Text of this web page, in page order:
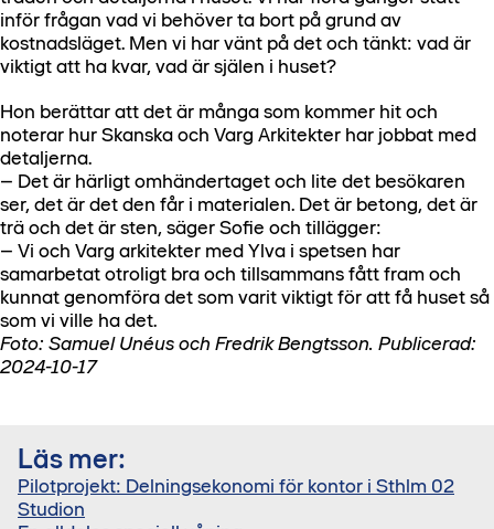
inför frågan vad vi behöver ta bort på grund av
kostnadsläget. Men vi har vänt på det och tänkt: vad är
viktigt att ha kvar, vad är själen i huset?
Hon berättar att det är många som kommer hit och
noterar hur Skanska och Varg Arkitekter har jobbat med
detaljerna.
– Det är härligt omhändertaget och lite det besökaren
ser, det är det den får i materialen. Det är betong, det är
trä och det är sten, säger Sofie och tillägger:
– Vi och Varg arkitekter med Ylva i spetsen har
samarbetat otroligt bra och tillsammans fått fram och
kunnat genomföra det som varit viktigt för att få huset så
som vi ville ha det.
Foto: Samuel Unéus och Fredrik Bengtsson. Publicerad:
2024-10-17
Läs mer:
Pilotprojekt: Delningsekonomi för kontor i Sthlm 02
Studion